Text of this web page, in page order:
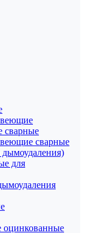
сварные
сварные
дымоудаления)
для
оцинкованные